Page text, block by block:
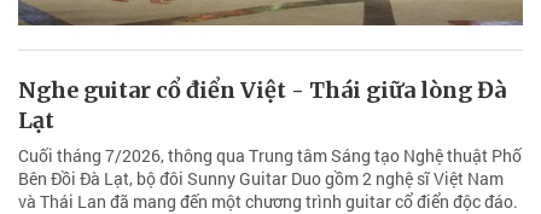
Nghe guitar cổ điển Việt - Thái giữa lòng Đà
Lạt
Cuối tháng 7/2026, thông qua Trung tâm Sáng tạo Nghệ thuật Phố
Bên Đồi Đà Lạt, bộ đôi Sunny Guitar Duo gồm 2 nghệ sĩ Việt Nam
và Thái Lan đã mang đến một chương trình guitar cổ điển độc đáo.